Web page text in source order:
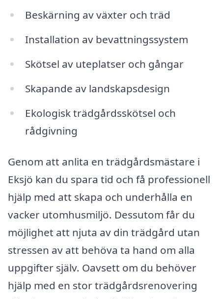
Beskärning av växter och träd
Installation av bevattningssystem
Skötsel av uteplatser och gångar
Skapande av landskapsdesign
Ekologisk trädgårdsskötsel och
rådgivning
Genom att anlita en trädgårdsmästare i
Eksjö kan du spara tid och få professionell
hjälp med att skapa och underhålla en
vacker utomhusmiljö. Dessutom får du
möjlighet att njuta av din trädgård utan
stressen av att behöva ta hand om alla
uppgifter själv. Oavsett om du behöver
hjälp med en stor trädgårdsrenovering